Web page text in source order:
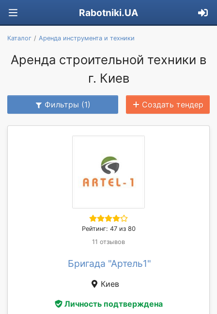
Rabotniki.UA
Каталог Аренда инструмента и техники
Аренда строительной техники в
г. Киев
Фильтры (1) Создать тендер
Рейтинг: 47 из 80
11 отзывов
Бригада "Артель1"
Киев
Личность подтверждена